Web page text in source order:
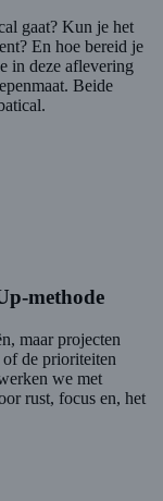
gaat? Kun je het
En hoe bereid je
in deze aflevering
Beide
methode
maar projecten
de prioriteiten
we met
rust, focus en, het